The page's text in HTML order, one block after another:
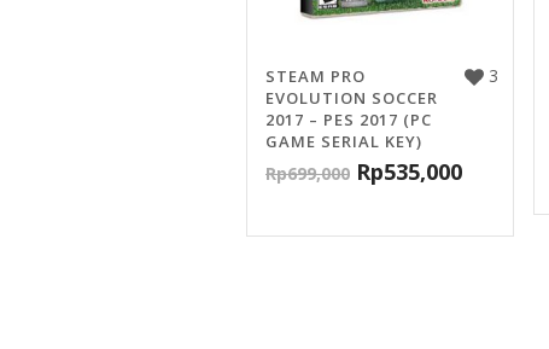
3
STEAM PRO
EVOLUTION SOCCER
2017 – PES 2017 (PC
GAME SERIAL KEY)
Rp699,000 Rp535,000